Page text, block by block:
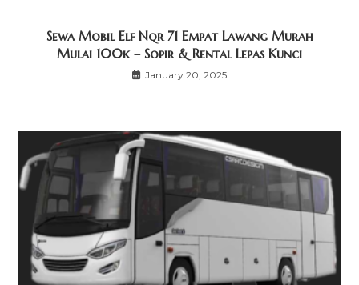
Sewa Mobil Elf Nqr 71 Empat Lawang Murah
Mulai 100k – Sopir & Rental Lepas Kunci
January 20, 2025